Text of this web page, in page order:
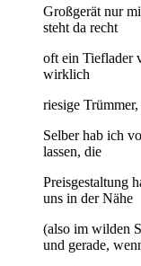
Großgerät nur
steht da recht
oft ein Tieflader
wirklich
riesige
Selber hab ich
lassen, die
Preisgestaltung
uns in der Nähe
(also im wilden
und gerade,